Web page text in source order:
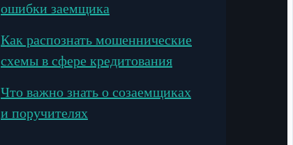
ошибки заемщика
Как распознать мошеннические
схемы в сфере кредитования
Что важно знать о созаемщиках
и поручителях